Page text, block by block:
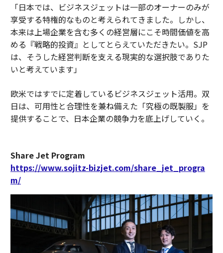
「日本では、ビジネスジェットは一部のオーナーのみが
享受する特権的なものと考えられてきました。しかし、
本来は上場企業を含む多くの経営層にこそ時間価値を高
める『戦略的投資』としてとらえていただきたい。SJP
は、そうした経営判断を支える現実的な選択肢でありた
いと考えています」
欧米ではすでに定着しているビジネスジェット活用。双
日は、可用性と合理性を兼ね備えた「究極の既製服」を
提供することで、日本企業の競争力を底上げしていく。
Share Jet Program
https://www.sojitz-bizjet.com/share_jet_progra
m/